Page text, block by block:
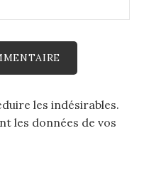
les indésirables.
les données de vos